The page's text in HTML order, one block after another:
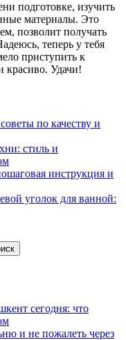
подготовке, изучить
материалы. Это
позволит получать
теперь у тебя
приступить к
красиво. Удачи!
по качеству и
стиль и
инструкция и
уголок для ванной:
сегодня: что
и не пожалеть через